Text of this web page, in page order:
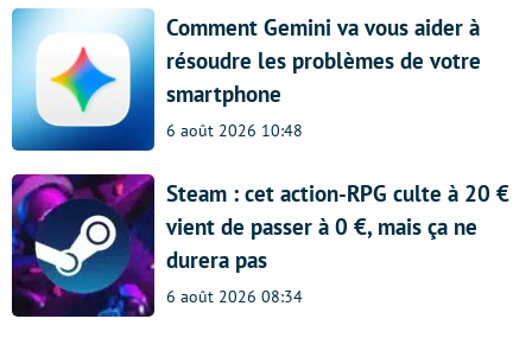
Comment Gemini va vous aider à
résoudre les problèmes de votre
smartphone
6 août 2026 10:48
Steam : cet action-RPG culte à 20 €
vient de passer à 0 €, mais ça ne
durera pas
6 août 2026 08:34